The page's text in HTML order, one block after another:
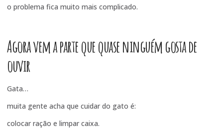
o problema fica muito mais complicado.
Agora vem a parte que quase ninguém gosta de
ouvir
Gata…
muita gente acha que cuidar do gato é:
colocar ração e limpar caixa.